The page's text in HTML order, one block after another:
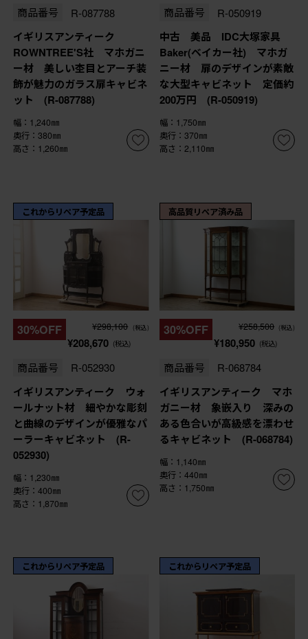
商品番号 R-087788
イギリスアンティーク
ROWNTREE'S社 マホガニ
ー材 美しい杢目とアーチ装
飾が魅力のガラス扉キャビネ
ット (R-087788)
幅：1,240㎜
奥行：380㎜
高さ：1,260㎜
商品番号 R-050919
中古 美品 IDC大塚家具
Baker(ベイカー社) マホガ
ニー材 扉のデザインが素敵
な大型キャビネット 定価約
200万円 (R-050919)
幅：1,750㎜
奥行：370㎜
高さ：2,110㎜
これからリペア予定品
30%OFF ¥298,100 (税込)
¥208,670 (税込)
商品番号 R-052930
イギリスアンティーク ウォ
ールナット材 細やかな彫刻
と曲線のデザインが優雅なパ
ーラーキャビネット (R-
052930)
幅：1,230㎜
奥行：400㎜
高さ：1,870㎜
高品質リペア済み品
30%OFF ¥258,500 (税込)
¥180,950 (税込)
商品番号 R-068784
イギリスアンティーク マホ
ガニー材 象嵌入り 深みの
ある色合いが高級感を漂わせ
るキャビネット (R-068784)
幅：1,140㎜
奥行：440㎜
高さ：1,750㎜
これからリペア予定品 これからリペア予定品